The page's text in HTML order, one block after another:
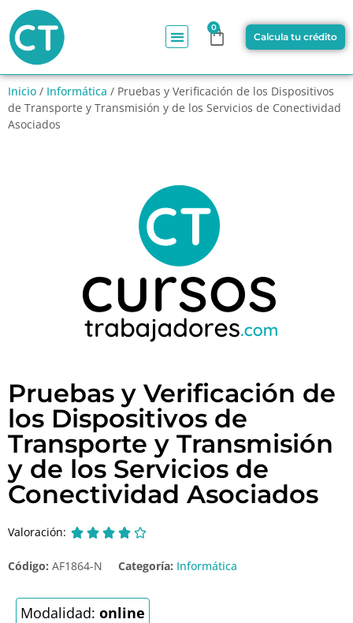
0
Calcula tu crédito
Inicio / Informática / Pruebas y Verificación de los Dispositivos
de Transporte y Transmisión y de los Servicios de Conectividad
Asociados
Pruebas y Verificación de
los Dispositivos de
Transporte y Transmisión
y de los Servicios de
Conectividad Asociados
Valoración:     
Código: AF1864-N Categoría: Informática
Modalidad: online